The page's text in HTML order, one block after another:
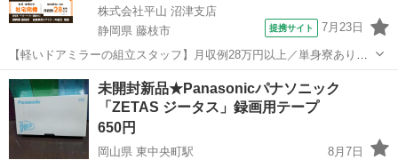
株式会社平山 沼津支店
静岡県 藤枝市
提携サイト 7月23日
【軽いドアミラーの組立スタッフ】月収例28万円以上／単身寮あり／
年間休日121日／初めてさんも安心のカンタン作業 【未経験歓迎】軽
いドアミラーの組立スタッフ｜新設のキレイな工場◎男女活躍中！ 大
手自動車部品メーカーの新設工...
静岡 藤枝市 その他
未開封新品★Panasonicパナソニック
「ZETAS ジータス」録画用テープ
650円
岡山県 東中央町駅
8月7日